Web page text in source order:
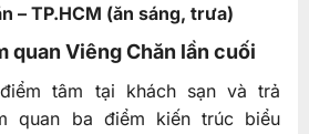
– TP.HCM (ăn sáng, trưa)
quan Viêng Chăn lần cuối
tâm tại khách sạn và trả
quan ba điểm kiến trúc biểu